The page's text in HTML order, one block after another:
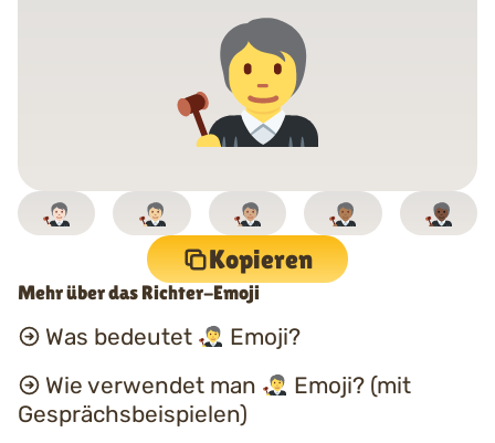
Kopieren
Mehr über das Richter-Emoji
Was bedeutet
Emoji?
Wie verwendet man
Emoji? (mit
Gesprächsbeispielen)